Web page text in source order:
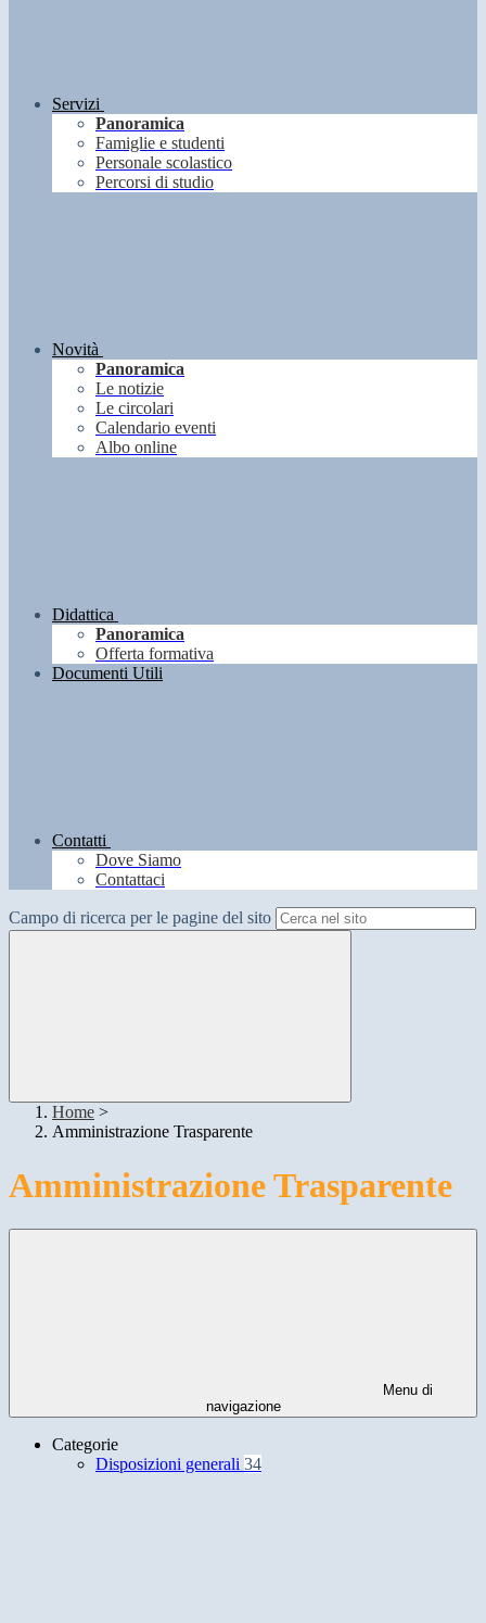
Servizi
Panoramica
Famiglie e studenti
Personale scolastico
Percorsi di studio
Novità
Panoramica
Le notizie
Le circolari
Calendario eventi
Albo online
Didattica
Panoramica
Offerta formativa
Documenti Utili
Contatti
Dove Siamo
Contattaci
Campo di ricerca per le pagine del sito
Home >
Amministrazione Trasparente
Amministrazione Trasparente
Menu di
navigazione
Categorie
Disposizioni generali 34